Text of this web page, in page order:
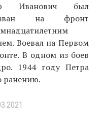
Иванович был
на фронт
Воевал на Первом
В одном из боев
1944 году Петра
ранению.